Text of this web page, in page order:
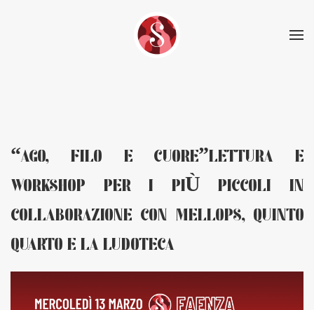
Skip to main content
“AGO, FILO E CUORE”LETTURA E
WORKSHOP PER I PIÙ PICCOLI IN
COLLABORAZIONE CON MELLOPS, QUINTO
QUARTO E LA LUDOTECA